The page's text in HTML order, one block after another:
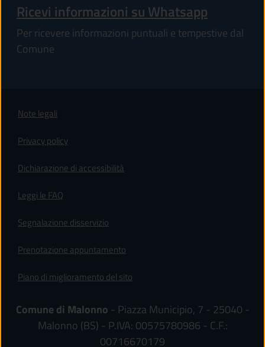
Ricevi informazioni su Whatsapp
Per ricevere informazioni puntuali e tempestive dal
Comune
Note legali
Privacy policy
Dichiarazione di accessibilità
Leggi le FAQ
Segnalazione disservizio
Prenotazione appuntamento
Piano di miglioramento del sito
Comune di Malonno - Piazza Municipio, 7 - 25040 -
Malonno (BS) - P.IVA: 00575780986 - C.F.:
00716670179